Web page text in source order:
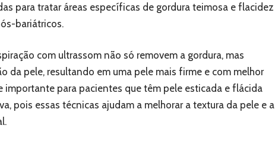
para tratar áreas específicas de gordura teimosa e flacidez
bariátricos.
com ultrassom não só removem a gordura, mas
da pele, resultando em uma pele mais firme e com melhor
importante para pacientes que têm pele esticada e flácida
pois essas técnicas ajudam a melhorar a textura da pele e a